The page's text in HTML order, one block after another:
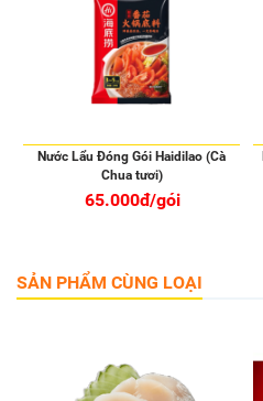
Nước Lẩu Đóng Gói Haidilao (Cà
Chua tươi)
65.000đ/gói
SẢN PHẨM CÙNG LOẠI